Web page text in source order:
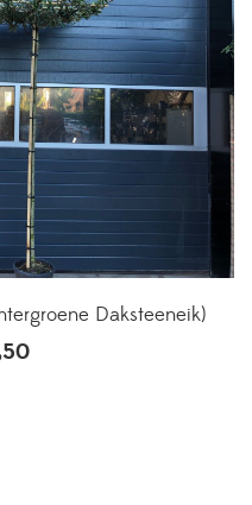
Daksteeneik)